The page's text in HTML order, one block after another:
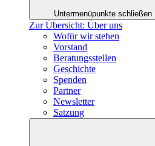
Untermenüpunkte schließen
Zur Übersicht: Über uns
Wofür wir stehen
Vorstand
Beratungsstellen
Geschichte
Spenden
Partner
Newsletter
Satzung